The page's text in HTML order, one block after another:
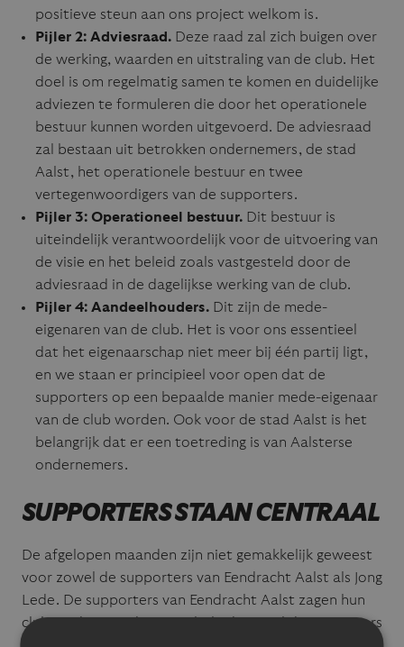
positieve steun aan ons project welkom is.
Pijler 2: Adviesraad. Deze raad zal zich buigen over
de werking, waarden en uitstraling van de club. Het
doel is om regelmatig samen te komen en duidelijke
adviezen te formuleren die door het operationele
bestuur kunnen worden uitgevoerd. De adviesraad
zal bestaan uit betrokken ondernemers, de stad
Aalst, het operationele bestuur en twee
vertegenwoordigers van de supporters.
Pijler 3: Operationeel bestuur. Dit bestuur is
uiteindelijk verantwoordelijk voor de uitvoering van
de visie en het beleid zoals vastgesteld door de
adviesraad in de dagelijkse werking van de club.
Pijler 4: Aandeelhouders. Dit zijn de mede-
eigenaren van de club. Het is voor ons essentieel
dat het eigenaarschap niet meer bij één partij ligt,
en we staan er principieel voor open dat de
supporters op een bepaalde manier mede-eigenaar
van de club worden. Ook voor de stad Aalst is het
belangrijk dat er een toetreding is van Aalsterse
ondernemers.
SUPPORTERS STAAN CENTRAAL
De afgelopen maanden zijn niet gemakkelijk geweest
voor zowel de supporters van Eendracht Aalst als Jong
Lede. De supporters van Eendracht Aalst zagen hun
club verdwijnen door wanbeleid, terwijl de supporters